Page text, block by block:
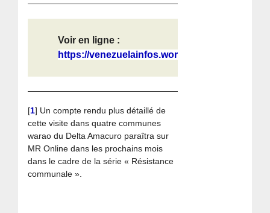
Voir en ligne :
https://venezuelainfos.wordpress.co...
[1] Un compte rendu plus détaillé de
cette visite dans quatre communes
warao du Delta Amacuro paraîtra sur
MR Online dans les prochains mois
dans le cadre de la série « Résistance
communale ».